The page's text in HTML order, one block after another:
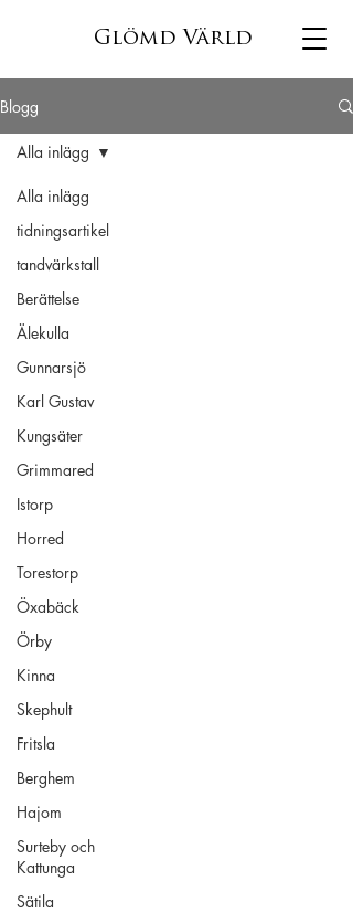
Glömd Värld
Blogg
Alla inlägg
tidningsartikel
tandvärkstall
Berättelse
Älekulla
Gunnarsjö
Karl Gustav
Kungsäter
Grimmared
Istorp
Horred
Torestorp
Öxabäck
Örby
Kinna
Skephult
Fritsla
Berghem
Hajom
Surteby och
Kattunga
Sätila
Alla inlägg